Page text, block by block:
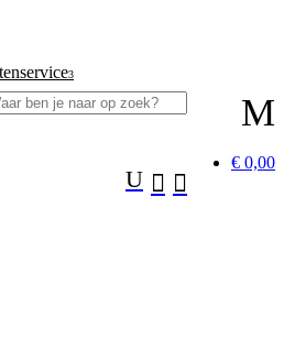
M
€ 0,00


U
3